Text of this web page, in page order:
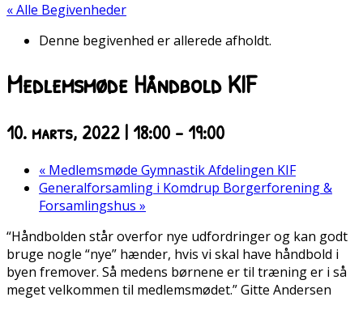
« Alle Begivenheder
Denne begivenhed er allerede afholdt.
Medlemsmøde Håndbold KIF
10. marts, 2022 | 18:00 - 19:00
« Medlemsmøde Gymnastik Afdelingen KIF
Generalforsamling i Komdrup Borgerforening &
Forsamlingshus »
“Håndbolden står overfor nye udfordringer og kan godt
bruge nogle “nye” hænder, hvis vi skal have håndbold i
byen fremover. Så medens børnene er til træning er i så
meget velkommen til medlemsmødet.” Gitte Andersen